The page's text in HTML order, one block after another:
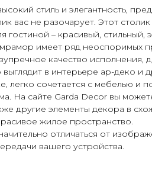
стиль и элегантность,
вас не разочарует. Этот столик
гостиной – красивый, стильный,
имеет ряд неоспоримых
качество исполнения,
в интерьере ар-деко и
легко сочетается с мебелью и
На сайте Garda Decor вы
другие элементы декора в
жилое пространство.
отличаться от
вашего устройства.